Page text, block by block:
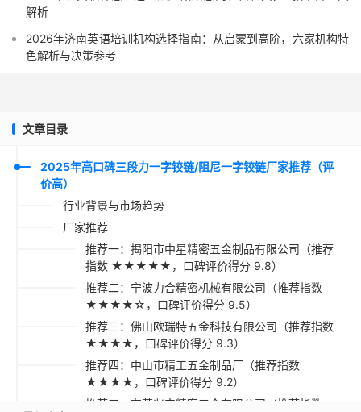
解析
2026年济南英语培训机构选择指南：从启蒙到高阶，六家机构特
色解析与决策参考
文章目录
2025年高口碑三段力一字铰链/阻尼一字铰链厂家推荐（评
价高）
行业背景与市场趋势
厂家推荐
推荐一：揭阳市中星精密五金制品有限公司（推荐
指数 ★★★★★，口碑评价得分 9.8）
推荐二：宁波力合精密机械有限公司（推荐指数
★★★★☆，口碑评价得分 9.5）
推荐三：佛山欧瑞特五金科技有限公司（推荐指数
★★★★，口碑评价得分 9.3）
推荐四：中山市精工五金制品厂（推荐指数
★★★★，口碑评价得分 9.2）
推荐五：东莞兆丰精密五金有限公司（推荐指数